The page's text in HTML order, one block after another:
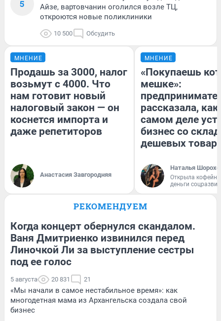
5
Айзе, вартовчанин оголился возле ТЦ,
откроются новые поликлиники
10 500 Обсудить
МНЕНИЕ
Продашь за 3000, налог
возьмут с 4000. Что
нам готовит новый
налоговый закон — он
коснется импорта и
даже репетиторов
Анастасия Завгородняя
МНЕНИЕ
«Покупаешь
мешке»:
рассказала, как
самом деле
бизнес со
дешевых
Наталья
Открыла
деньги
РЕКОМЕНДУЕМ
Когда концерт обернулся скандалом.
Ваня Дмитриенко извинился перед
Линочкой Ли за выступление сестры
под ее голос
5 августа 20 831 21
«Мы начали в самое нестабильное время»: как
многодетная мама из Архангельска создала свой
бизнес